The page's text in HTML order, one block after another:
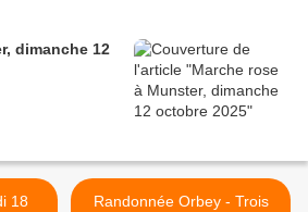
dimanche 12
Randonnée Orbey - Trois